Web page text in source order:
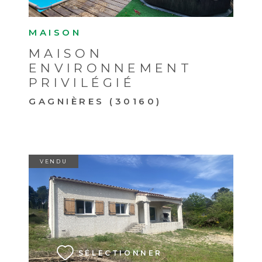
MAISON
MAISON
ENVIRONNEMENT
PRIVILÉGIÉ
GAGNIÈRES (30160)
VENDU
SÉLECTIONNER
VOIR LE BIEN